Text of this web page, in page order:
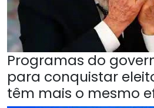
Programas do
para conquistar
têm mais o mesmo